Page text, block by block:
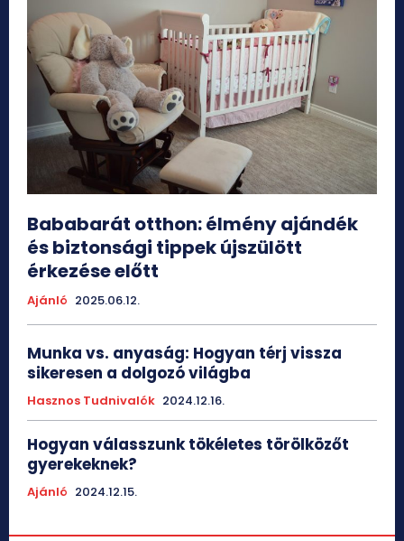
Bababarát otthon: élmény ajándék
és biztonsági tippek újszülött
érkezése előtt
Ajánló 2025.06.12.
Munka vs. anyaság: Hogyan térj vissza
sikeresen a dolgozó világba
Hasznos Tudnivalók 2024.12.16.
Hogyan válasszunk tökéletes törölközőt
gyerekeknek?
Ajánló 2024.12.15.